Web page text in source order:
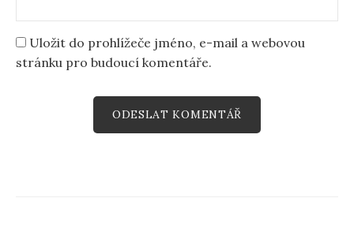
Uložit do prohlížeče jméno, e-mail a webovou
stránku pro budoucí komentáře.